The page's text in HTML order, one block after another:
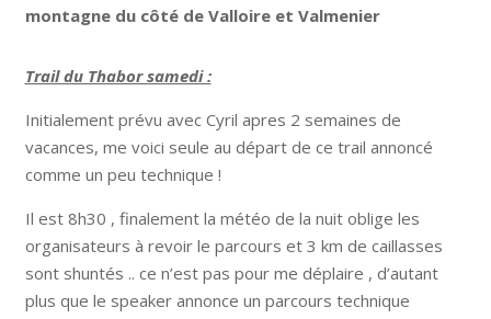
montagne du côté de Valloire et Valmenier
Trail du Thabor samedi :
Initialement prévu avec Cyril apres 2 semaines de
vacances, me voici seule au départ de ce trail annoncé
comme un peu technique !
Il est 8h30 , finalement la météo de la nuit oblige les
organisateurs à revoir le parcours et 3 km de caillasses
sont shuntés .. ce n’est pas pour me déplaire , d’autant
plus que le speaker annonce un parcours technique